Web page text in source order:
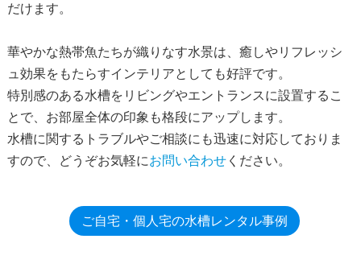
だけます。
華やかな熱帯魚たちが織りなす水景は、癒しやリフレッシ
ュ効果をもたらすインテリアとしても好評です。
特別感のある水槽をリビングやエントランスに設置するこ
とで、お部屋全体の印象も格段にアップします。
水槽に関するトラブルやご相談にも迅速に対応しておりま
すので、どうぞお気軽にお問い合わせください。
ご自宅・個人宅の水槽レンタル事例